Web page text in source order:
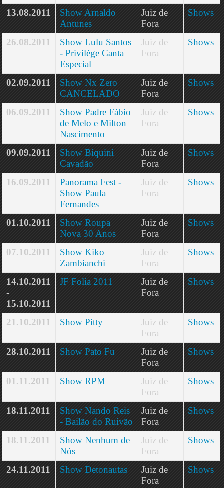
13.08.2011
Show Arnaldo
Antunes
Juiz de
Fora
Shows
26.08.2011
Show Lulu Santos
- Privilège Canta
Especial
Juiz de
Fora
Shows
02.09.2011
Show Nx Zero
CANCELADO
Juiz de
Fora
Shows
06.09.2011
Show Padre Fábio
de Melo e Milton
Nascimento
Juiz de
Fora
Shows
09.09.2011
Show Biquini
Cavadão
Juiz de
Fora
Shows
16.09.2011
Panorama Fest -
Show Paula
Fernandes
Juiz de
Fora
Shows
01.10.2011
Show Roupa
Nova 30 Anos
Juiz de
Fora
Shows
07.10.2011
Show Kiko
Zambianchi
Juiz de
Fora
Shows
14.10.2011
-
15.10.2011
JF Folia 2011
Juiz de
Fora
Shows
21.10.2011 Show Pitty
Juiz de
Fora
Shows
28.10.2011 Show Pato Fu
Juiz de
Fora
Shows
01.11.2011 Show RPM
Juiz de
Fora
Shows
18.11.2011
Show Nando Reis
- Bailão do Ruivão
Juiz de
Fora
Shows
18.11.2011
Show Nenhum de
Nós
Juiz de
Fora
Shows
24.11.2011 Show Detonautas
Juiz de
Fora
Shows